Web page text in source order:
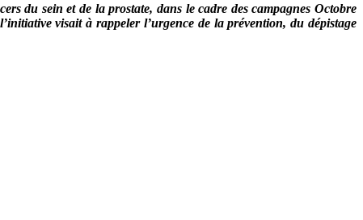
du sein et de la prostate, dans le cadre des campagnes Octobre
visait à rappeler l’urgence de la prévention, du dépistage